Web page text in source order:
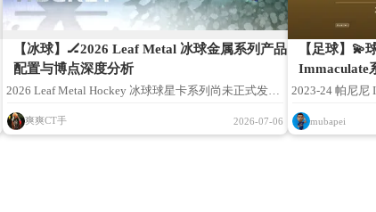
【冰球】🏒2026 Leaf Metal 冰球金属系列产品
配置与博点深度分析
2026 Leaf Metal Hockey 冰球球星卡系列尚未正式发
售，本文内容基于 Leaf 官方资料、权威行业资讯、收藏
社群讨论及 Leaf Metal 往年产品线经验综合整理。文中
爽爽CT手 2026-07-06
【足球】💫
Immaculate
2023-24 帕尼尼
Immaculate
料、海外官方
mubapei